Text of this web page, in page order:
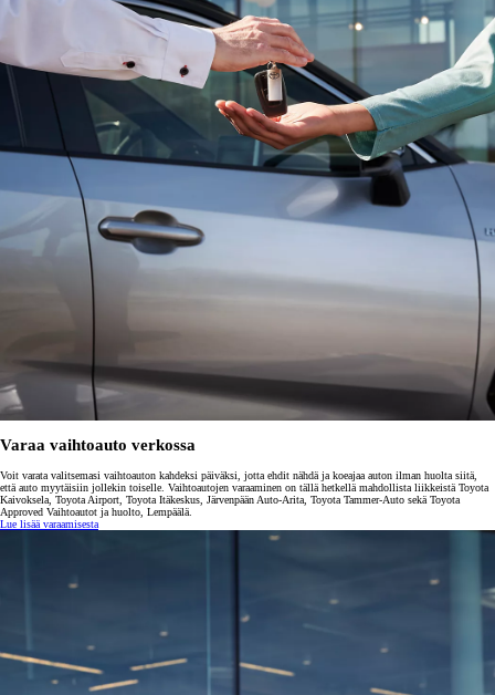
Varaa vaihtoauto verkossa
Voit varata valitsemasi vaihtoauton kahdeksi päiväksi, jotta ehdit nähdä ja koeajaa auton ilman huolta siitä,
että auto myytäisiin jollekin toiselle. Vaihtoautojen varaaminen on tällä hetkellä mahdollista liikkeistä Toyota
Kaivoksela, Toyota Airport, Toyota Itäkeskus, Järvenpään Auto-Arita, Toyota Tammer-Auto sekä Toyota
Approved Vaihtoautot ja huolto, Lempäälä.
Lue lisää varaamisesta